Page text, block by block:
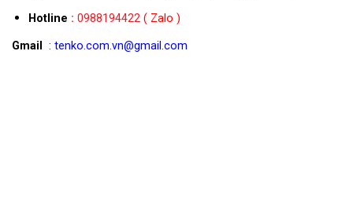
Hotline : 0988194422( Zalo )
Gmail : tenko.com.vn@gmail.com